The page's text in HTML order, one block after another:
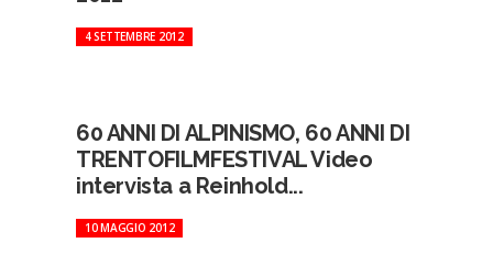
4 SETTEMBRE 2012
60 ANNI DI ALPINISMO, 60 ANNI DI
TRENTOFILMFESTIVAL Video
intervista a Reinhold...
10 MAGGIO 2012